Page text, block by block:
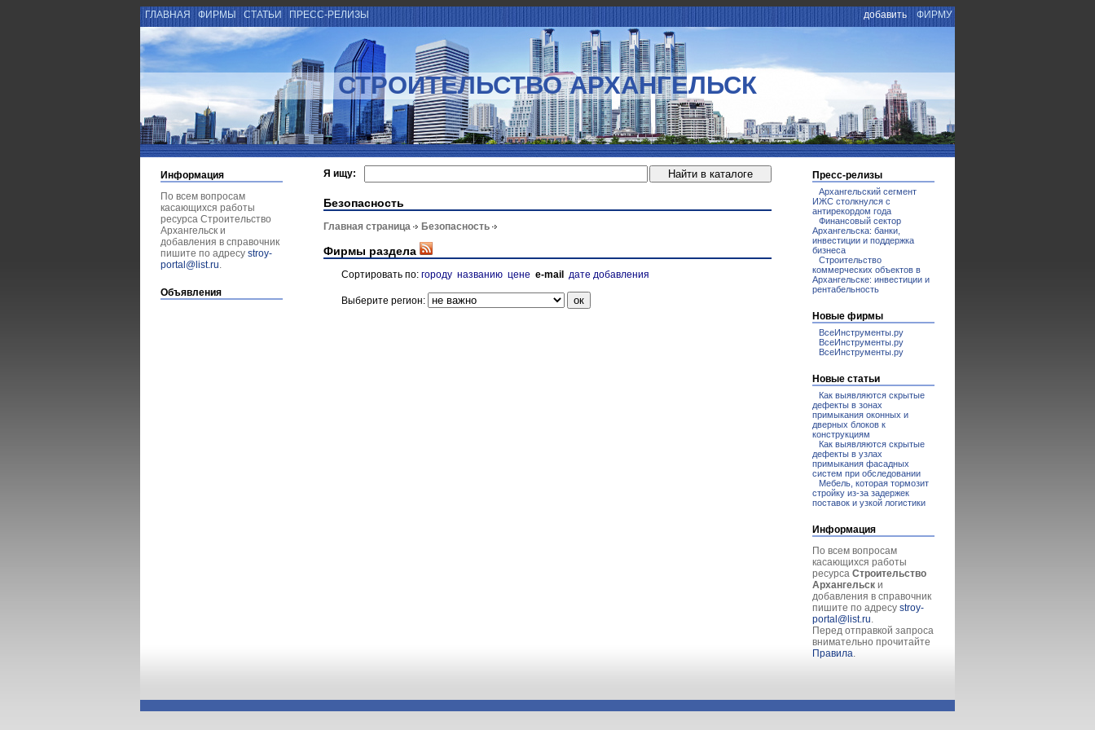
ГЛАВНАЯ ФИРМЫ СТАТЬИ ПРЕСС-РЕЛИЗЫ добавить ФИРМУ
СТРОИТЕЛЬСТВО АРХАНГЕЛЬСК
Информация
По всем вопросам
касающихся работы
ресурса Строительство
Архангельск и
добавления в справочник
пишите по адресу stroy-
portal@list.ru.
Объявления
Я ищу:
Безопасность
Главная страница Безопасность
Фирмы раздела
Сортировать по: городу названию цене e-mail дате добавления
Выберите регион:
Пресс-релизы
Архангельский сегмент
ИЖС столкнулся с
антирекордом года
Финансовый сектор
Архангельска: банки,
инвестиции и поддержка
бизнеса
Строительство
коммерческих объектов в
Архангельске: инвестиции и
рентабельность
Новые фирмы
ВсеИнструменты.ру
ВсеИнструменты.ру
ВсеИнструменты.ру
Новые статьи
Как выявляются скрытые
дефекты в зонах
примыкания оконных и
дверных блоков к
конструкциям
Как выявляются скрытые
дефекты в узлах
примыкания фасадных
систем при обследовании
Мебель, которая тормозит
стройку из-за задержек
поставок и узкой логистики
Информация
По всем вопросам
касающихся работы
ресурса Строительство
Архангельск и
добавления в справочник
пишите по адресу stroy-
portal@list.ru.
Перед отправкой запроса
внимательно прочитайте
Правила.